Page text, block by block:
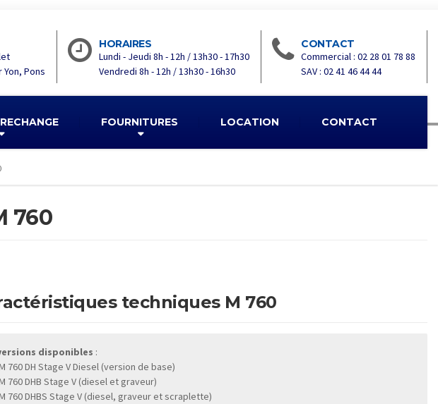
Pons
HORAIRES
Lundi - Jeudi 8h - 12h / 13h30 - 17h30
Vendredi 8h - 12h / 13h30 - 16h30
CONTACT
Commercial : 02 28 01 78 88
SAV : 02 41 46 44 44
FOURNITURES LOCATION CONTACT
760
techniques M 760
disponibles :
760 DH Stage V Diesel (version de base)
760 DHB Stage V (diesel et graveur)
760 DHBS Stage V (diesel, graveur et scraplette)